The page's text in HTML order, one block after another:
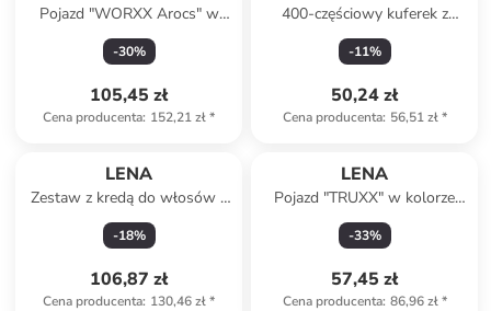
Pojazd "WORXX Arocs" w
kolorze pomarańczowym - 3+
-30%
105,45 zł
Cena producenta: 152,21 zł*
400-częściowy kuferek z
wyposażeniem - 5+
-11%
50,24 zł
Cena producenta: 56,51 zł*
LENA
Zestaw z kredą do włosów -
6+
-18%
106,87 zł
Cena producenta: 130,46 zł*
LENA
Pojazd "TRUXX" w kolorze
żółtym - 2+
-33%
57,45 zł
Cena producenta: 86,96 zł*